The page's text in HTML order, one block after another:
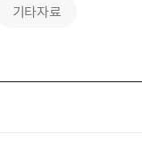
기타자료